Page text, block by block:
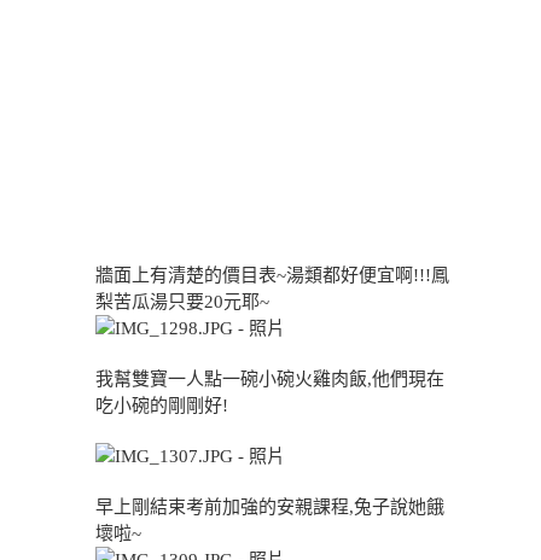
牆面上有清楚的價目表~湯類都好便宜啊!!!鳳
梨苦瓜湯只要20元耶~
我幫雙寶一人點一碗小碗火雞肉飯,他們現在
吃小碗的剛剛好!
早上剛結束考前加強的安親課程,兔子說她餓
壞啦~